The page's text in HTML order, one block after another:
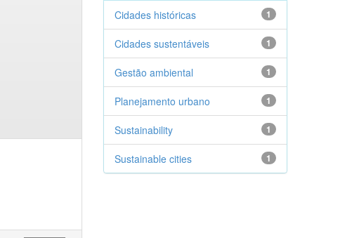
1
Cidades históricas
1
Cidades sustentáveis
1
Gestão ambiental
1
Planejamento urbano
1
Sustainability
1
Sustainable cities